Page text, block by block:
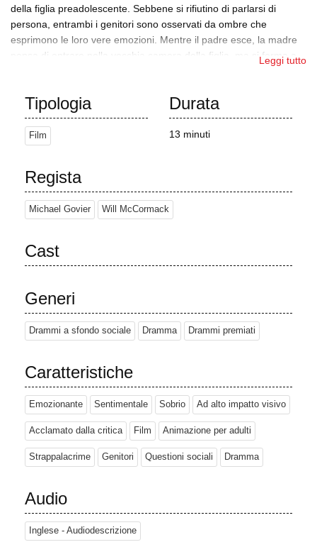
della figlia preadolescente. Sebbene si rifiutino di parlarsi di
persona, entrambi i genitori sono osservati da ombre che
esprimono le loro vere emozioni. Mentre il padre esce, la madre
pensa di entrare nella vecchia camera della figlia, ma si ferma a
accorta di aver lavato la camicia della figlia. Si siede vicino alla
lavatrice e fa cadere un pallone da calcio che apre la camera
della figlia e rotola su un giradischi che suona la canzone "1950".
marito. Mentre "1950" continua a suonare in sottofondo,
un'ombra che rappresenta la figlia esce dal giradischi e i genitori
iniziano a ricordare gli eventi della vita della figlia.
sviluppa la passione per il calcio, festeggia il suo decimo
compleanno e vive il suo primo bacio. Nel flashback finale, la figlia
locali ma, trattandosi di un ricordo, falliscono. All'interno della
scuola, la figlia viene colpita e uccisa durante una sparatoria; il
suo ultimo messaggio ai genitori è "Se dovesse succedere
Mentre le ombre dei genitori si allontanano, l'ombra della figlia li
riunisce, costringendo i veri genitori a vedere i bei ricordi che
hanno potuto vivere con la figlia quando era viva. Nel presente, i
genitori si abbracciano e l'ombra della figlia diventa una luce
brillante tra le ombre dei genitori in lutto.
Leggi tutto
Tipologia
Film
Durata
13 minuti
Regista
Michael Govier Will McCormack
Cast
Generi
Drammi a sfondo sociale Dramma Drammi premiati
Caratteristiche
Emozionante Sentimentale Sobrio Ad alto impatto visivo
Acclamato dalla critica Film Animazione per adulti
Strappalacrime Genitori Questioni sociali Dramma
Audio
Inglese - Audiodescrizione